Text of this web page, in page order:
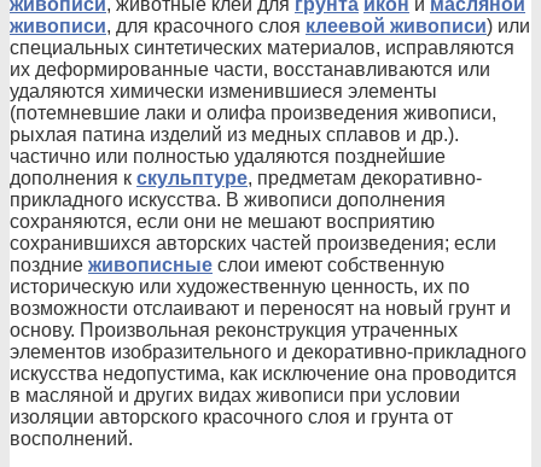
живописи, животные клеи для грунта икон и масляной
живописи, для красочного слоя клеевой живописи) или
специальных синтетических материалов, исправляются
их деформированные части, восстанавливаются или
удаляются химически изменившиеся элементы
(потемневшие лаки и олифа произведения живописи,
рыхлая патина изделий из медных сплавов и др.).
частично или полностью удаляются позднейшие
дополнения к скульптуре, предметам декоративно-
прикладного искусства. В живописи дополнения
сохраняются, если они не мешают восприятию
сохранившихся авторских частей произведения; если
поздние живописные слои имеют собственную
историческую или художественную ценность, их по
возможности отслаивают и переносят на новый грунт и
основу. Произвольная реконструкция утраченных
элементов изобразительного и декоративно-прикладного
искусства недопустима, как исключение она проводится
в масляной и других видах живописи при условии
изоляции авторского красочного слоя и грунта от
восполнений.